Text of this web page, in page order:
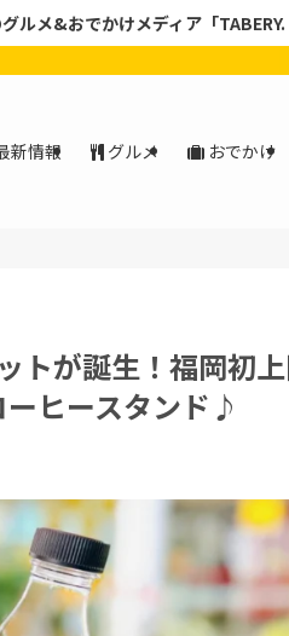
ルメ&おでかけメディア「TABERY.
新情報 グルメ おでかけ
トが誕生！福岡初
ヒースタンド♪